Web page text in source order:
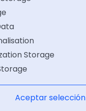
Storage
Aceptar selección